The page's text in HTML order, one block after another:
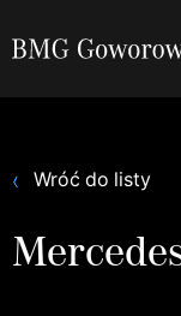
Wróć do listy